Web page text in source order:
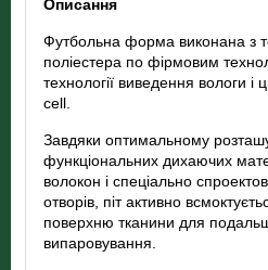
Описання
Футбольна форма виконана з
поліестера по фірмовим
технології виведення вологи і
cell.
Завдяки оптимальному
функціональних дихаючих
волокон і спеціально
отворів, піт активно
поверхню тканини для
випаровування.